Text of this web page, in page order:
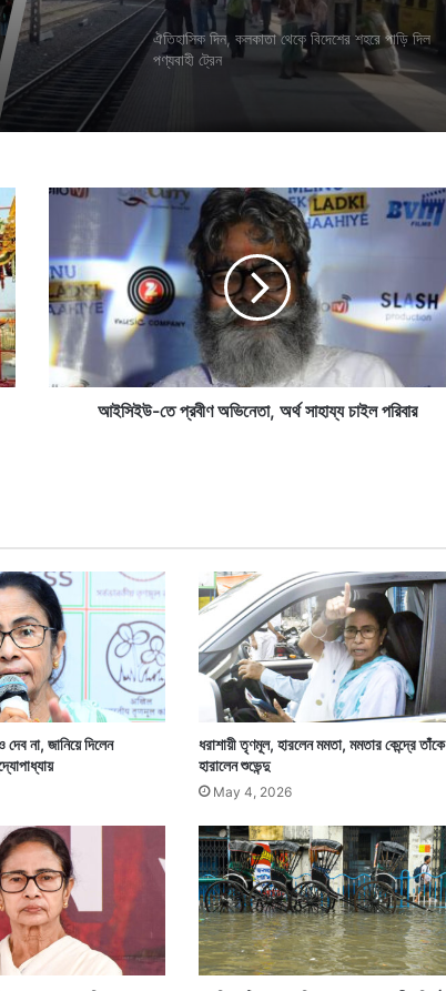
সময়
ঐতিহাসিক দিন, কলকাতা থেকে বিদেশের শহরে পাড়ি দিল
পণ্যবাহী ট্রেন
আ
ই
উ
-
তে
প্র
বী
অ
র্থ
সা
হা
য্য
চা
ই
ল
রি
আইসিইউ-তে প্রবীণ অভিনেতা, অর্থ সাহায্য চাইল পরিবার
না, জানিয়ে দিলেন
ধরাশায়ী তৃণমূল, হারলেন মমতা, মমতার কেন্দ্রে তাঁকে
হারালেন শুভেন্দু
May 4, 2026